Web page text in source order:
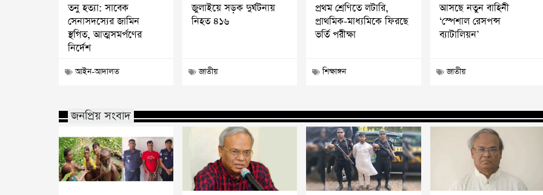
তনু হত্যা: সাবেক
সেনাসদস্যের জামিন
স্থগিত, আত্মসমর্পণের
নির্দেশ
আইন-আদালত
জুলাইয়ে সড়ক দুর্ঘটনায়
নিহত ৪১৬
জাতীয়
প্রথম শ্রেণিতে লটারি,
প্রাথমিক-মাধ্যমিকে ফিরছে
ভর্তি পরীক্ষা
শিক্ষাঙ্গন
আসছে নতুন বাহিনী
‘স্পেশাল রেসপন্স
ব্যাটালিয়ন’
জাতীয়
জনপ্রিয় সংবাদ